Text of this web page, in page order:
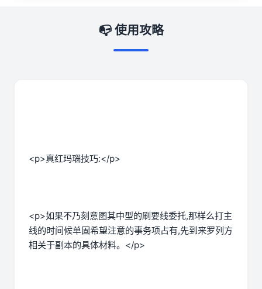
📭 使用攻略
<p>真红玛瑙技巧:</p>
<p>如果不乃刻意图其中型的刷要线委托,那样么打主
线的时间候单固希望注意的事务项占有,先到来罗列方
相关于副本的具体材料。</p>